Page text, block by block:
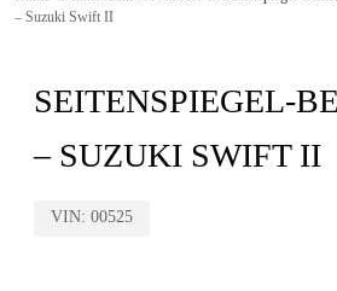
– Suzuki Swift II
SEITENSPIEGEL-
– SUZUKI SWIFT II
VIN: 00525